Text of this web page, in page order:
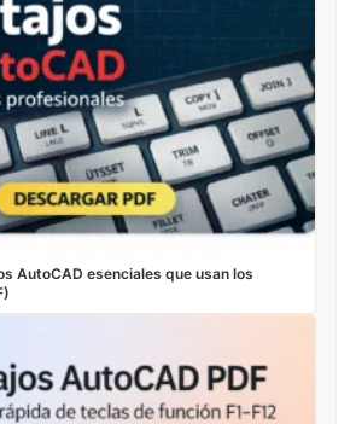
AutoCAD esenciales que usan los